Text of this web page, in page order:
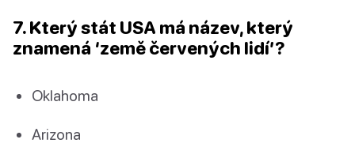
7. Který stát USA má název, který
znamená ‘země červených lidí’?
Oklahoma
Arizona